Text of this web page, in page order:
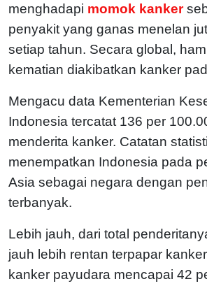
menghadapi momok kanker
penyakit yang ganas menelan
setiap tahun. Secara global,
kematian diakibatkan kanker
Mengacu data Kementerian
Indonesia tercatat 136 per
menderita kanker. Catatan
menempatkan Indonesia pada
Asia sebagai negara dengan
terbanyak.
Lebih jauh, dari total
jauh lebih rentan terpapar
kanker payudara mencapai 42